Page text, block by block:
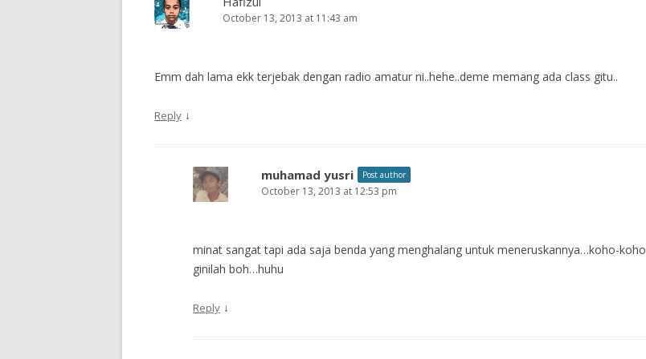
October 13, 2013 at 11:43 am
Emm dah lama ekk terjebak dengan radio amatur ni..hehe..deme memang ada class gitu..
Reply ↓
muhamad yusri Post author
October 13, 2013 at 12:53 pm
minat sangat tapi ada saja benda yang menghalang untuk meneruskannya…koho-koho
ginilah boh…huhu
Reply ↓